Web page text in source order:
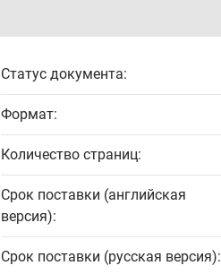
Статус документа:
Формат:
Количество страниц:
Срок поставки (английская
версия):
Срок поставки (русская версия):